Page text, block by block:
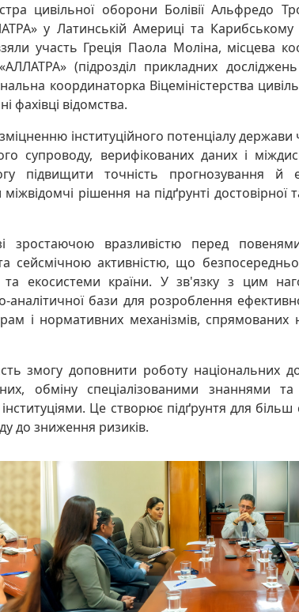
цивільної оборони Болівії Альфредо
у Латинській Америці та Карибському
участь Греція Паола Моліна, місцева
(підрозділ прикладних досліджень
координаторка Віцеміністерства
фахівці відомства.
інституційного потенціалу держави
супроводу, верифікованих даних і
підвищити точність прогнозування й
рішення на підґрунті достовірної
зростаючою вразливістю перед
сейсмічною активністю, що
та екосистеми країни. У зв'язку з цим
аналітичної бази для розроблення
і нормативних механізмів, спрямованих
змогу доповнити роботу національних
обміну спеціалізованими знаннями та
Це створює підґрунтя для більш
до зниження ризиків.